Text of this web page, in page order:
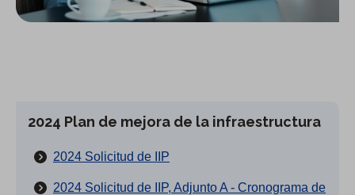
w
w
2024 Plan de mejora de la infraestructura
2024 Solicitud de IIP
2024 Solicitud de IIP, Adjunto A - Cronograma de